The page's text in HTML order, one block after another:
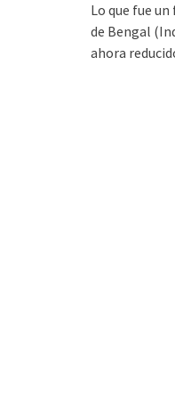
Lo que fue
de Bengal
ahora